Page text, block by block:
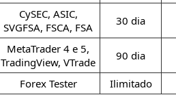
CySEC, ASIC,
SVGFSA, FSCA, FSA
30 dia
MetaTrader 4 e 5,
TradingView, VTrade
90 dia
Forex Tester
Ilimitado